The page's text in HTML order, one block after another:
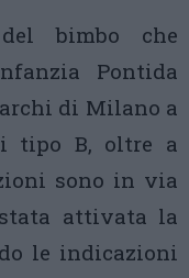
bimbo che
Pontida
di Milano a
tipo B, oltre a
sono in via
attivata la
le indicazioni